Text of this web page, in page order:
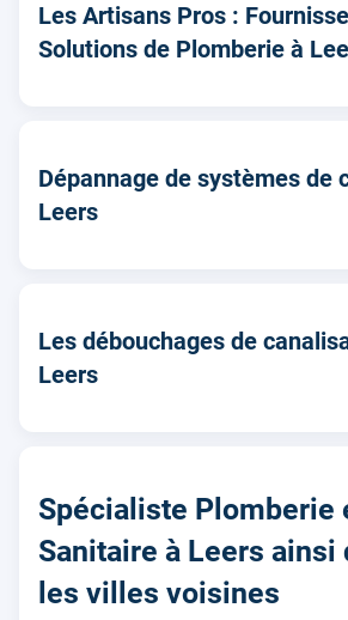
Les Artisans Pros :
Solutions de Plomberie à
Dépannage de systèmes de
Leers
Les débouchages de
Leers
Spécialiste Plomberie
Sanitaire à Leers ainsi
les villes voisines